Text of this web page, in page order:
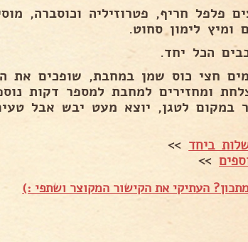
פלפל חריף, פטרוזיליה וכוסברה,
ומיץ לימון סחוט.
הכל יחד.
חצי כוס שמן במחבת, שופכים את
ומחזירים למחבת למספר דקות
במקום לטגן, יוצא מעט יבש אבל
ביחד >>
>>
העתיקי את הקישור המקוצר ושתפי :)